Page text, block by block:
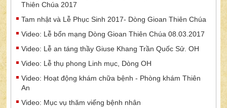
Thiên Chúa 2017
Tam nhật và Lễ Phục Sinh 2017- Dòng Gioan Thiên Chúa
Video: Lễ bổn mạng Dòng Gioan Thiên Chúa 08.03.2017
Video: Lễ an táng thầy Giuse Khang Trần Quốc Sử. OH
Video: Lễ thụ phong Linh mục, Dòng OH
Video: Hoạt động khám chữa bệnh - Phòng khám Thiên
An
Video: Mục vụ thăm viếng bệnh nhân